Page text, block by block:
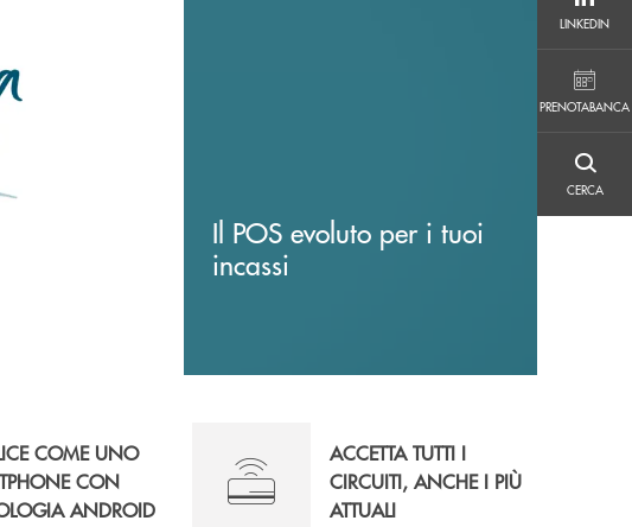
LINKEDIN
PRENOTABANCA
CERCA
Il POS evoluto per i tuoi
incassi
COME UNO
CON
ANDROID
ACCETTA TUTTI I
CIRCUITI, ANCHE I PIÙ
ATTUALI